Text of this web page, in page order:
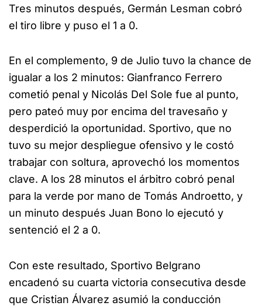
Tres minutos después, Germán Lesman cobró
el tiro libre y puso el 1 a 0.
En el complemento, 9 de Julio tuvo la chance de
igualar a los 2 minutos: Gianfranco Ferrero
cometió penal y Nicolás Del Sole fue al punto,
pero pateó muy por encima del travesaño y
desperdició la oportunidad. Sportivo, que no
tuvo su mejor despliegue ofensivo y le costó
trabajar con soltura, aprovechó los momentos
clave. A los 28 minutos el árbitro cobró penal
para la verde por mano de Tomás Androetto, y
un minuto después Juan Bono lo ejecutó y
sentenció el 2 a 0.
Con este resultado, Sportivo Belgrano
encadenó su cuarta victoria consecutiva desde
que Cristian Álvarez asumió la conducción